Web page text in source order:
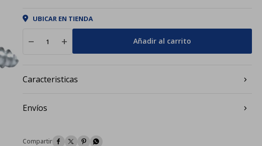
UBICAR EN TIENDA
remove add Añadir al carrito
Caracteristicas
Envíos
   